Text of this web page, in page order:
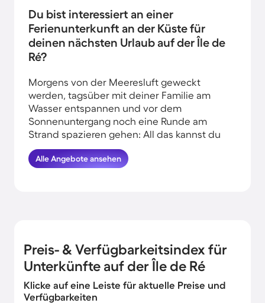
Du bist interessiert an einer
Ferienunterkunft an der Küste für
deinen nächsten Urlaub auf der Île de
Ré?
Morgens von der Meeresluft geweckt
werden, tagsüber mit deiner Familie am
Wasser entspannen und vor dem
Sonnenuntergang noch eine Runde am
Strand spazieren gehen: All das kannst du
erleben, wenn du deinen Urlaub am
Wasser auf der Île de Ré verbringst.
Alle Angebote ansehen
Preis- & Verfügbarkeitsindex für
Unterkünfte auf der Île de Ré
Klicke auf eine Leiste für aktuelle Preise und
Verfügbarkeiten